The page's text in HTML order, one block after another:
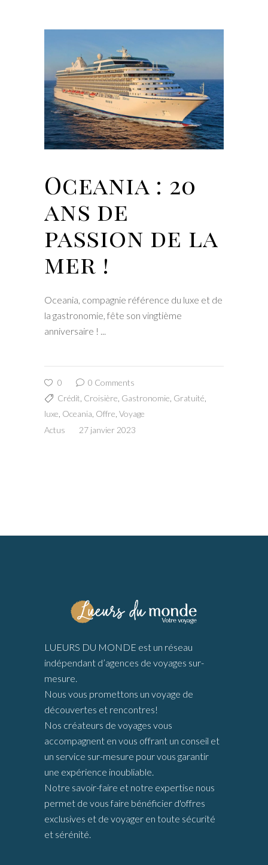
Oceania : 20
ans de
passion de la
mer !
Oceania, compagnie référence du luxe et de
la gastronomie, fête son vingtième
anniversaire !
0
0 Comments
Crédit Croisière Gastronomie Gratuité
luxe Oceania Offre Voyage
Actus
27 janvier 2023
LUEURS DU MONDE est un réseau
indépendant d’agences de voyages sur-
mesure.
Nous vous promettons un voyage de
découvertes et rencontres!
Nos créateurs de voyages vous
accompagnent en vous offrant un conseil et
un service sur-mesure pour vous garantir
une expérience inoubliable.
Notre savoir-faire et notre expertise nous
permet de vous faire bénéficier d'offres
exclusives et de voyager en toute sécurité
et sérénité.